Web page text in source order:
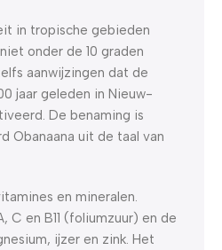
in tropische gebieden
onder de 10 graden
aanwijzingen dat de
jaar geleden in Nieuw-
De benaming is
Obanaana uit de taal van
en mineralen.
C en B11 (foliumzuur) en de
ijzer en zink. Het